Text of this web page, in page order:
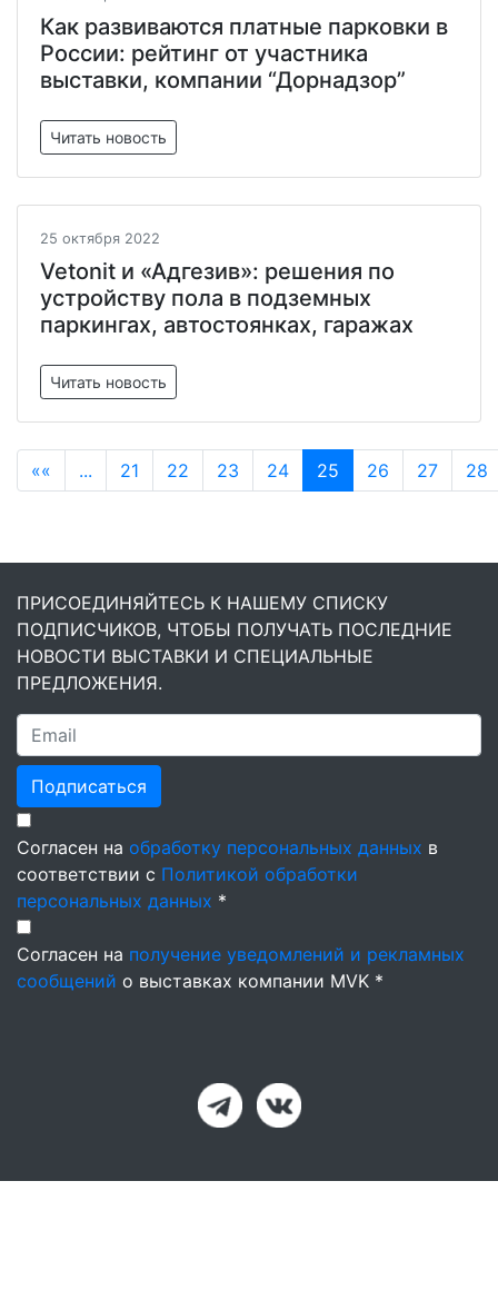
Как развиваются платные парковки в
России: рейтинг от участника
выставки, компании “Дорнадзор”
Читать новость
25 октября 2022
Vetonit и «Адгезив»: решения по
устройству пола в подземных
паркингах, автостоянках, гаражах
Читать новость
«« ... 21 22 23 24 25 26 27 28
ПРИСОЕДИНЯЙТЕСЬ К НАШЕМУ СПИСКУ
ПОДПИСЧИКОВ, ЧТОБЫ ПОЛУЧАТЬ ПОСЛЕДНИЕ
НОВОСТИ ВЫСТАВКИ И СПЕЦИАЛЬНЫЕ
ПРЕДЛОЖЕНИЯ.
Подписаться
Согласен на обработку персональных данных в
соответствии с Политикой обработки
персональных данных *
Согласен на получение уведомлений и рекламных
сообщений о выставках компании MVK *